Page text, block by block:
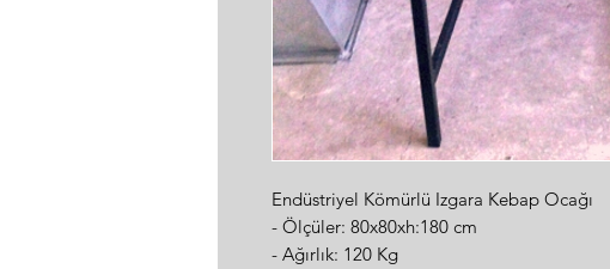
Endüstriyel Kömürlü Izgara Kebap Ocağı
- Ölçüler: 80x80xh:180 cm
- Ağırlık: 120 Kg